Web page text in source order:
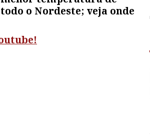
todo o Nordeste; veja onde